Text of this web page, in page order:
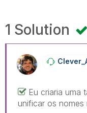
1 Solution
Eu criaria uma
unificar os nomes